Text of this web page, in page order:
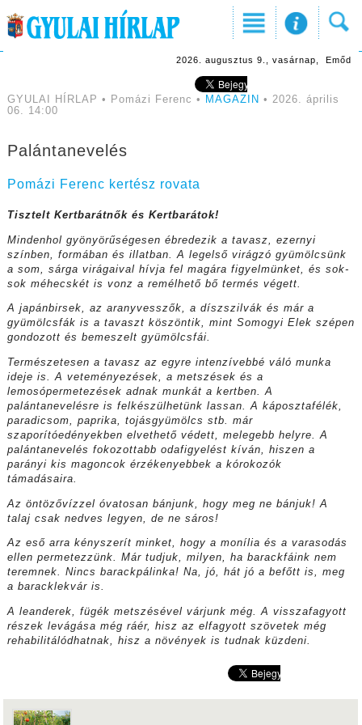
2026. augusztus 9., vasárnap, Emőd
GYULAI HÍRLAP • Pomázi Ferenc • MAGAZIN • 2026. április
06. 14:00
Palántanevelés
Pomázi Ferenc kertész rovata
Tisztelt Kertbarátnők és Kertbarátok!
Mindenhol gyönyörűségesen ébredezik a tavasz, ezernyi
színben, formában és illatban. A legelső virágzó gyümölcsünk
a som, sárga virágaival hívja fel magára figyelmünket, és sok-
sok méhecskét is vonz a remélhető bő termés végett.
A japánbirsek, az aranyvesszők, a díszszilvák és már a
gyümölcsfák is a tavaszt köszöntik, mint Somogyi Elek szépen
gondozott és bemeszelt gyümölcsfái.
Természetesen a tavasz az egyre intenzívebbé váló munka
ideje is. A veteményezések, a metszések és a
lemosópermetezések adnak munkát a kertben. A
palántanevelésre is felkészülhetünk lassan. A káposztafélék,
paradicsom, paprika, tojásgyümölcs stb. már
szaporítóedényekben elvethető védett, melegebb helyre. A
palántanevelés fokozottabb odafigyelést kíván, hiszen a
parányi kis magoncok érzékenyebbek a kórokozók
támadásaira.
Az öntözővízzel óvatosan bánjunk, hogy meg ne bánjuk! A
talaj csak nedves legyen, de ne sáros!
Az eső arra kényszerít minket, hogy a monília és a varasodás
ellen permetezzünk. Már tudjuk, milyen, ha barackfáink nem
teremnek. Nincs barackpálinka! Na, jó, hát jó a befőtt is, meg
a baracklekvár is.
A leanderek, fügék metszésével várjunk még. A visszafagyott
részek levágása még ráér, hisz az elfagyott szövetek még
rehabilitálódhatnak, hisz a növények is tudnak küzdeni.